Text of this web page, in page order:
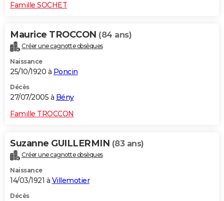
Famille SOCHET
Maurice TROCCON (84 ans)
Créer une cagnotte obsèques
Naissance
25/10/1920 à Poncin
Décès
27/07/2005 à Bény
Famille TROCCON
Suzanne GUILLERMIN (83 ans)
Créer une cagnotte obsèques
Naissance
14/03/1921 à Villemotier
Décès